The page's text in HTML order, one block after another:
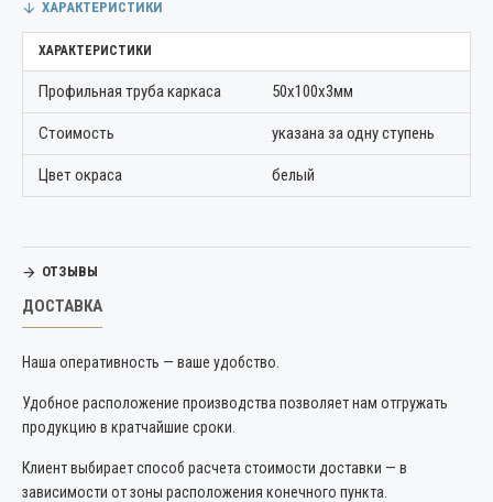
ХАРАКТЕРИСТИКИ
ХАРАКТЕРИСТИКИ
Профильная труба каркаса 50х100х3мм
Стоимость указана за одну ступень
Цвет окраса белый
ОТЗЫВЫ
ДОСТАВКА
Наша оперативность — ваше удобство.
Удобное расположение производства позволяет нам отгружать
продукцию в кратчайшие сроки.
Клиент выбирает способ расчета стоимости доставки — в
зависимости от зоны расположения конечного пункта.